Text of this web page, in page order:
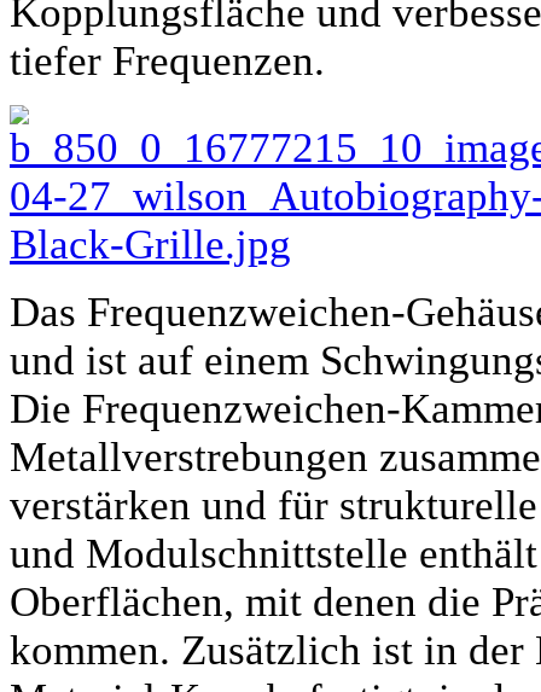
Kopplungsfläche und
tiefer Frequenzen.
Das Frequenzweichen-
und ist auf einem
Die Frequenzweichen-
Metallverstrebungen
verstärken und für
und Modulschnittstelle
Oberflächen, mit denen die
kommen. Zusätzlich ist in